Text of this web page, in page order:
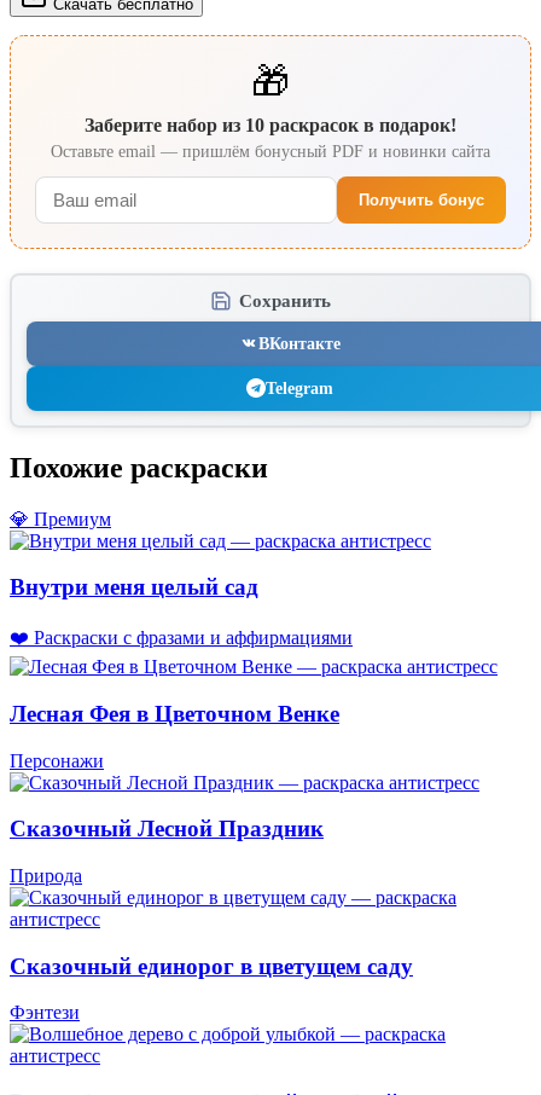
Скачать бесплатно
🎁
Заберите набор из 10 раскрасок в подарок!
Оставьте email — пришлём бонусный PDF и новинки сайта
Получить бонус
Сохранить
ВКонтакте
Telegram
Похожие раскраски
💎 Премиум
Внутри меня целый сад
❤️ Раскраски с фразами и аффирмациями
Лесная Фея в Цветочном Венке
Персонажи
Сказочный Лесной Праздник
Природа
Сказочный единорог в цветущем саду
Фэнтези